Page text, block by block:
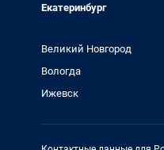
Екатеринбург
Великий Новгород
Вологда
Ижевск